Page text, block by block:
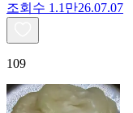
조회수 1.1만26.07.07
109